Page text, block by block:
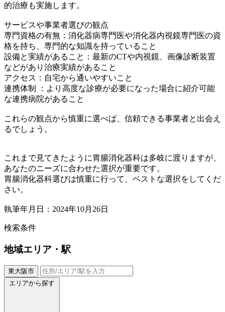
的治療も実施します。
サービスや事業者選びの観点
専門資格の有無：消化器病専門医や消化器内視鏡専門医の資
格を持ち、専門的な知識を持っていること
設備と実績があること：最新のCTや内視鏡、画像診断装置
などがあり治療実績があること
アクセス：自宅から通いやすいこと
連携体制 ：より高度な診療が必要になった場合に紹介可能
な連携病院があること
これらの観点から慎重に選べば、信頼できる事業者と出会え
るでしょう。
これまで見てきたように胃腸消化器科は多岐に渡りますが、
あなたのニーズに合わせた選択が重要です。
胃腸消化器科選びは慎重に行って、ベストな選択をしてくだ
さい。
執筆年月日：2024年10月26日
検索条件
地域エリア・駅
東大阪市
エリアから探す